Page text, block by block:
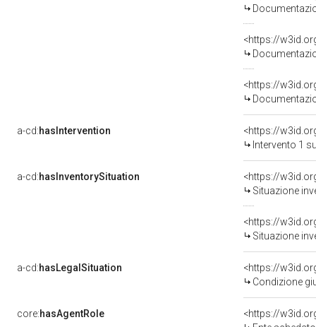
a-cd:hasIntervention
<https://
Intervento 1
a-cd:hasInventorySituation
<https://
Situazione
<https://
Situazione
a-cd:hasLegalSituation
Condizione
core:hasAgentRole
<https://